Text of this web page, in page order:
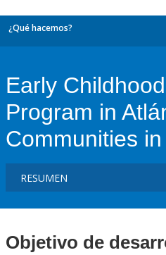
¿Qué hacemos?
Early
Program in
Communities
Objetivo de